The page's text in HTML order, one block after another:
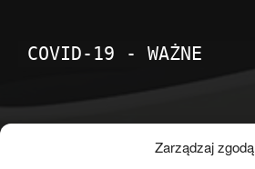
Zarządzaj zgodą
COVID-19 - WAŻNE